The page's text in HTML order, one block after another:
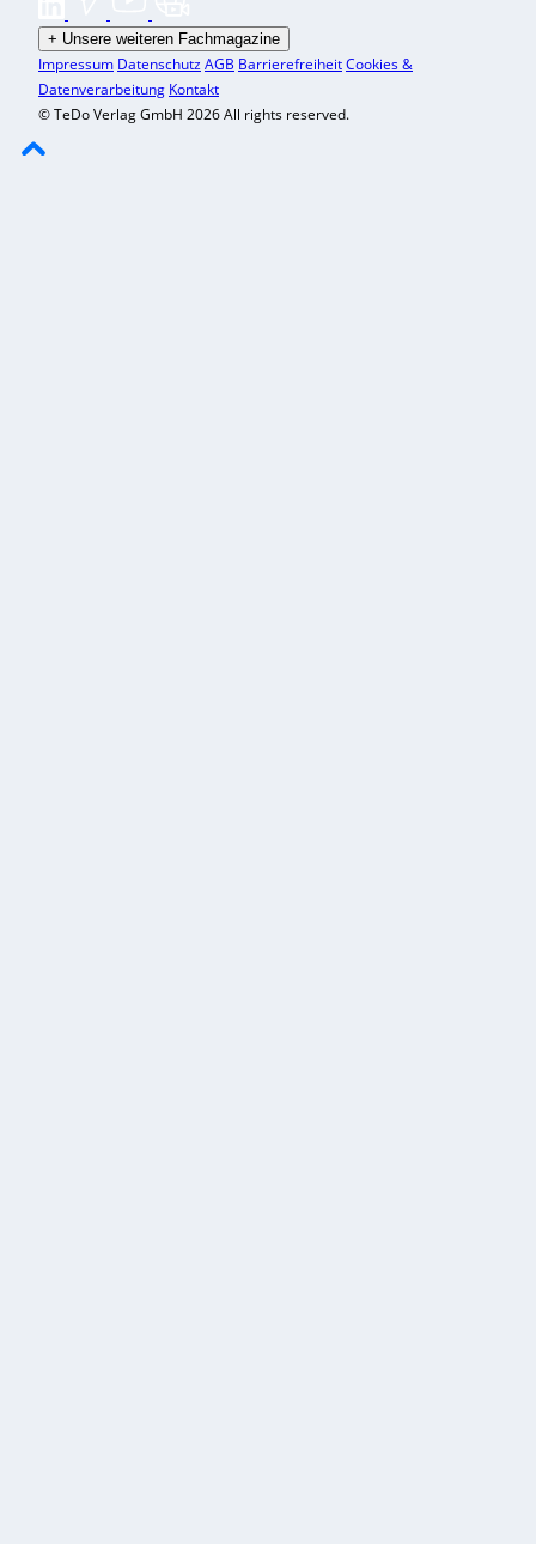
+ Unsere weiteren Fachmagazine
Impressum DatenschutzAGB BarrierefreiheitCookies &
Datenverarbeitung Kontakt
© TeDo Verlag GmbH 2026 All rights reserved.